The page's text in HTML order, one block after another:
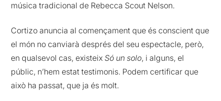
música tradicional de Rebecca Scout Nelson.
Cortizo anuncia al començament que és conscient que
el món no canviarà després del seu espectacle, però,
en qualsevol cas, existeixSó un solo, i alguns, el
públic, n’hem estat testimonis. Podem certificar que
això ha passat, que ja és molt.